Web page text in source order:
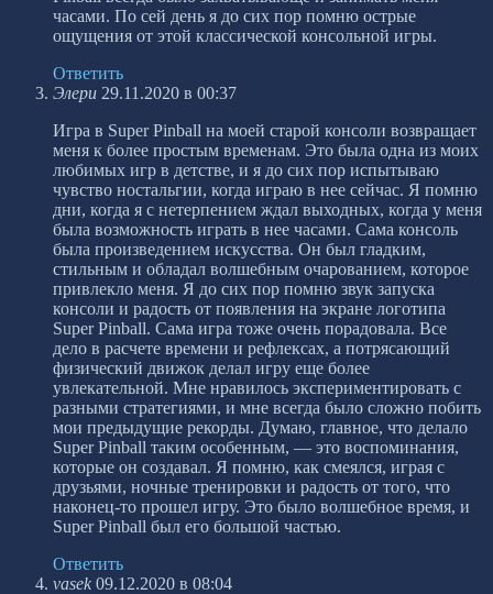
часами. По сей день я до сих пор помню острые
ощущения от этой классической консольной игры.
Ответить
Элери 29.11.2020 в 00:37
Игра в Super Pinball на моей старой консоли возвращает
меня к более простым временам. Это была одна из моих
любимых игр в детстве, и я до сих пор испытываю
чувство ностальгии, когда играю в нее сейчас. Я помню
дни, когда я с нетерпением ждал выходных, когда у меня
была возможность играть в нее часами. Сама консоль
была произведением искусства. Он был гладким,
стильным и обладал волшебным очарованием, которое
привлекло меня. Я до сих пор помню звук запуска
консоли и радость от появления на экране логотипа
Super Pinball. Сама игра тоже очень порадовала. Все
дело в расчете времени и рефлексах, а потрясающий
физический движок делал игру еще более
увлекательной. Мне нравилось экспериментировать с
разными стратегиями, и мне всегда было сложно побить
мои предыдущие рекорды. Думаю, главное, что делало
Super Pinball таким особенным, — это воспоминания,
которые он создавал. Я помню, как смеялся, играя с
друзьями, ночные тренировки и радость от того, что
наконец-то прошел игру. Это было волшебное время, и
Super Pinball был его большой частью.
Ответить
vasek 09.12.2020 в 08:04